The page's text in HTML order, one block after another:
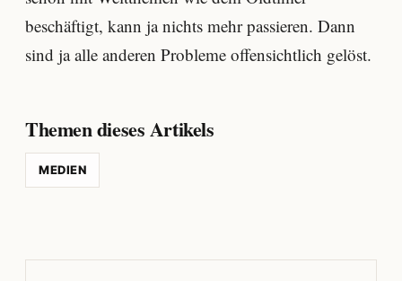
beschäftigt, kann ja nichts mehr passieren. Dann
sind ja alle anderen Probleme offensichtlich gelöst.
Themen dieses Artikels
MEDIEN